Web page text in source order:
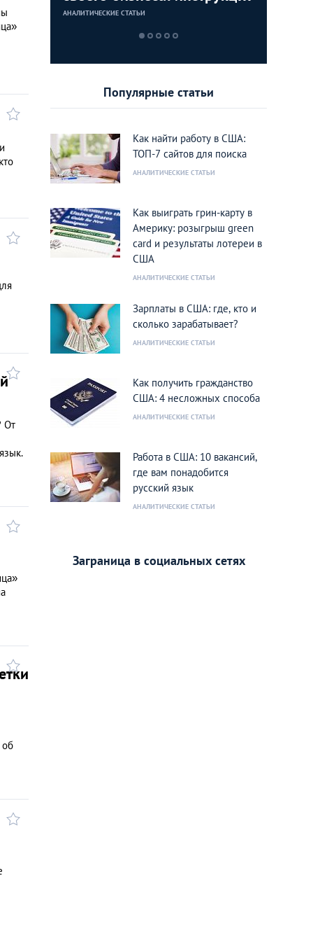
От
об
для граждан СНГ
АНАЛИТИЧЕСКИЕ СТАТЬИ
Популярные статьи
Как найти работу в США:
ТОП-7 сайтов для поиска
АНАЛИТИЧЕСКИЕ СТАТЬИ
Как выиграть грин-карту в
Америку: розыгрыш green
card и результаты лотереи в
США
АНАЛИТИЧЕСКИЕ СТАТЬИ
Зарплаты в США: где, кто и
сколько зарабатывает?
АНАЛИТИЧЕСКИЕ СТАТЬИ
Как получить гражданство
США: 4 несложных способа
АНАЛИТИЧЕСКИЕ СТАТЬИ
Работа в США: 10 вакансий,
где вам понадобится
русский язык
АНАЛИТИЧЕСКИЕ СТАТЬИ
Заграница в социальных сетях